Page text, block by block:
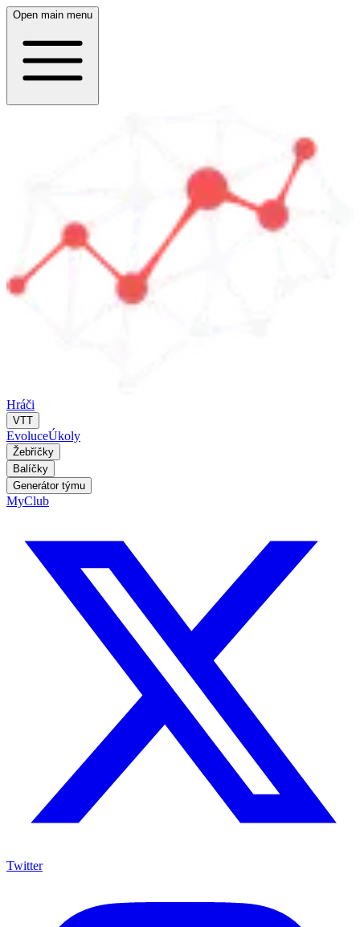
Open main menu
Hráči
VTT
EvoluceÚkoly
Žebříčky
Balíčky
Generátor týmu
MyClub
Twitter